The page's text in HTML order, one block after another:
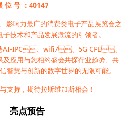
位 号 ：40147
影响力最广的消费类电子产品展览会之
技术和产品发展潮流的引领者。
AI-IPC、wifi7、5G CPE、
应用与您相约盛会共探行业趋势、共
慧与创新的数字世界的无限可能。
支持，期待拉斯维加斯相会！
亮点预告